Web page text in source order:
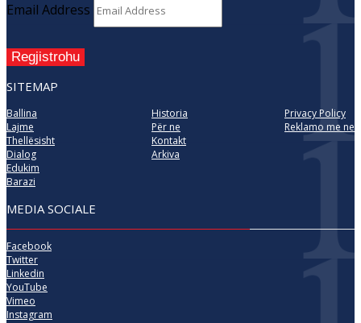
Email Address
Regjistrohu
SITEMAP
Ballina
Lajme
Thellësisht
Dialog
Edukim
Barazi
Historia
Për ne
Kontakt
Arkiva
Privacy Policy
Reklamo me ne
MEDIA SOCIALE
Facebook
Twitter
Linkedin
YouTube
Vimeo
Instagram